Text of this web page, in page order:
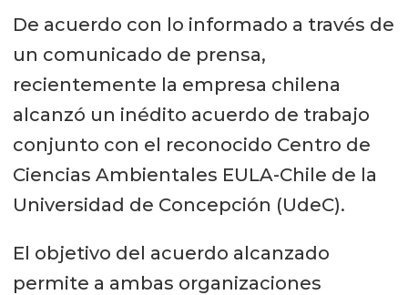
De acuerdo con lo informado a través de
un comunicado de prensa,
recientemente la empresa chilena
alcanzó un inédito acuerdo de trabajo
conjunto con el reconocido Centro de
Ciencias Ambientales EULA-Chile de la
Universidad de Concepción (UdeC).
El objetivo del acuerdo alcanzado
permite a ambas organizaciones